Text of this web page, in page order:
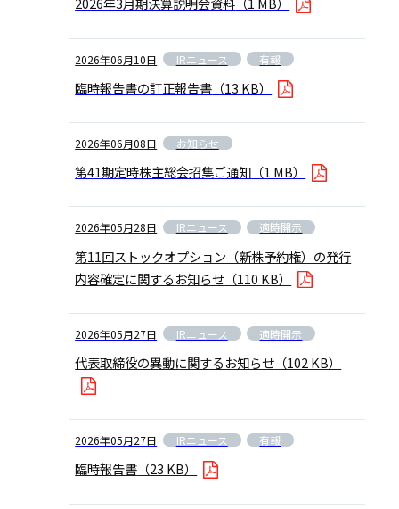
2026年06月10日 IRニュース 有報
臨時報告書の訂正報告書 （13 KB）
2026年06月08日 お知らせ
第41期定時株主総会招集ご通知 （1 MB）
2026年05月28日 IRニュース 適時開示
第11回ストックオプション（新株予約権）の発行
内容確定に関するお知らせ （110 KB）
2026年05月27日 IRニュース 適時開示
代表取締役の異動に関するお知らせ （102 KB）
2026年05月27日 IRニュース 有報
臨時報告書 （23 KB）